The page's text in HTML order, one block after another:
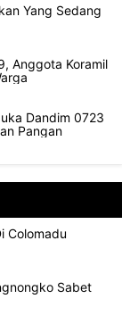
Yang Sedang
Anggota Koramil
Dandim 0723
Pangan
Colomadu
Sabet